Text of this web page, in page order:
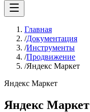
Главная
/Документация
/Инструменты
/Продвижение
/Яндекс Маркет
Яндекс Маркет
Яндекс Маркет